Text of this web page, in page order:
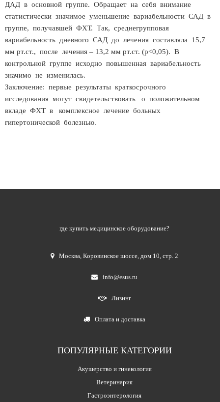
ДАД в основной группе. Обращает на себя внимание
статистически значимое уменьшение вариабельности САД в
группе, получавшей ФХТ. Так, среднегрупповая
вариабельность дневного САД до лечения составляла 15,7
мм рт.ст., после лечения – 13,2 мм рт.ст. (p<0,05). В
контрольной группе исходно повышенная вариабельность
значимо не изменилась.
Заключение: первые результаты краткосрочного
исследования могут свидетельствовать о положительном
вкладе ФХТ в комплексное лечение больных
гипертонической болезнью.
где купить медицинское оборудование?
Москва,Коровинское шоссе, дом 10, стр. 2
info@esus.ru
Лизинг
Оплата и доставка
ПОПУЛЯРНЫЕ КАТЕГОРИИ
Акушерство и гинекология
Ветеринария
Гастроэнтерология